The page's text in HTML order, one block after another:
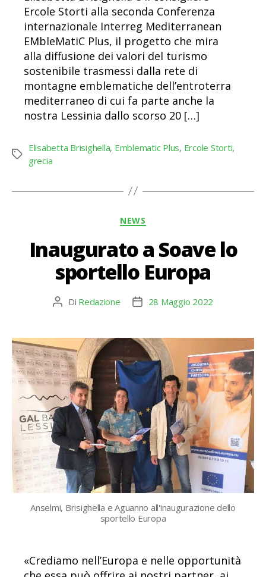
Ercole Storti alla seconda Conferenza
internazionale Interreg Mediterranean
EMbleMatiC Plus, il progetto che mira
alla diffusione dei valori del turismo
sostenibile trasmessi dalla rete di
montagne emblematiche dell’entroterra
mediterraneo di cui fa parte anche la
nostra Lessinia dallo scorso 20 […]
Tag
Elisabetta Brisighella, Emblematic Plus, Ercole Storti,
grecia
Categorie
NEWS
Inaugurato a Soave lo
sportello Europa
Autore
Di Redazione
Data28 Maggio 2022
Anselmi, Brisighella e Aguanno all'inaugurazione dello
sportello Europa
«Crediamo nell’Europa e nelle opportunità